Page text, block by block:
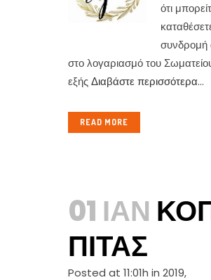
ότι
συνδρομή
στο λογαριασμό του
εξήςΔιαβάστε περισσότερα...
READ MORE
01 ΙΑΝ
ΠΊΤΑΣ
Posted at 11:01h in 2019,